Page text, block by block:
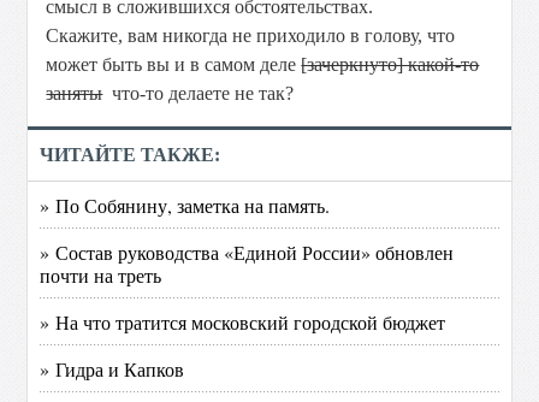
смысл в сложившихся обстоятельствах.
Скажите, вам никогда не приходило в голову, что
может быть вы и в самом деле[зачеркнуто] какой-то
занятычто-то делаете не так?
ЧИТАЙТЕ ТАКЖЕ:
» По Собянину, заметка на память.
» Состав руководства «Единой России» обновлен
почти на треть
» На что тратится московский городской бюджет
» Гидра и Капков